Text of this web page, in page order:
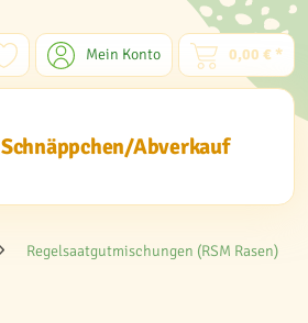
Mein Konto 0,00 € *
Schnäppchen/Abverkauf
Regelsaatgutmischungen (RSM Rasen)